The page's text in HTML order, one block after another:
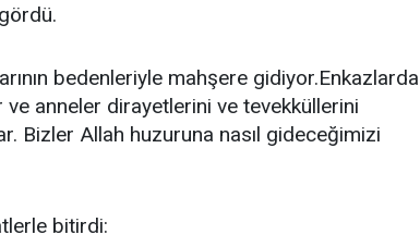
bedenleriyle mahşere gidiyor.Enkazlarda
ve anneler dirayetlerini ve tevekküllerini
Bizler Allah huzuruna nasıl gideceğimizi
bitirdi: